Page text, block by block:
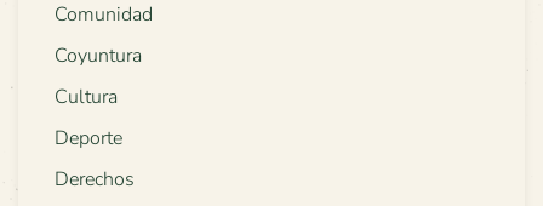
Comunidad
Coyuntura
Cultura
Deporte
Derechos